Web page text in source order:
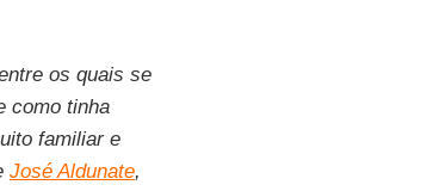
os quais se
como tinha
familiar e
José Aldunate,